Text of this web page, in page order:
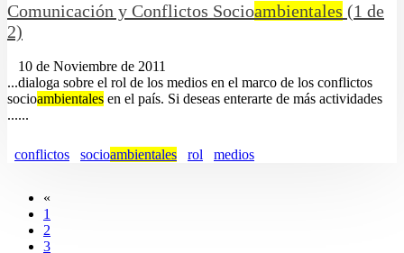
Comunicación y Conflictos Socioambientales (1 de
2)
10 de Noviembre de 2011
...dialoga sobre el rol de los medios en el marco de los conflictos
socioambientales en el país. Si deseas enterarte de más actividades
......
conflictos socioambientales rol medios
«
1
2
3